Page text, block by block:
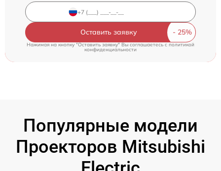
Оставить заявку
Нажимая на кнопку "Оставить заявку" Вы соглашаетесь c политикой
конфиденциальности
Популярные модели
Проекторов Mitsubishi